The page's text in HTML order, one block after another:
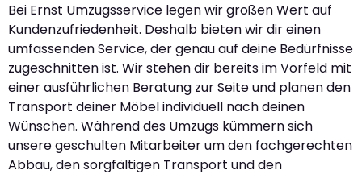
Bei Ernst Umzugsservice legen wir großen Wert auf
Kundenzufriedenheit. Deshalb bieten wir dir einen
umfassenden Service, der genau auf deine Bedürfnisse
zugeschnitten ist. Wir stehen dir bereits im Vorfeld mit
einer ausführlichen Beratung zur Seite und planen den
Transport deiner Möbel individuell nach deinen
Wünschen. Während des Umzugs kümmern sich
unsere geschulten Mitarbeiter um den fachgerechten
Abbau, den sorgfältigen Transport und den